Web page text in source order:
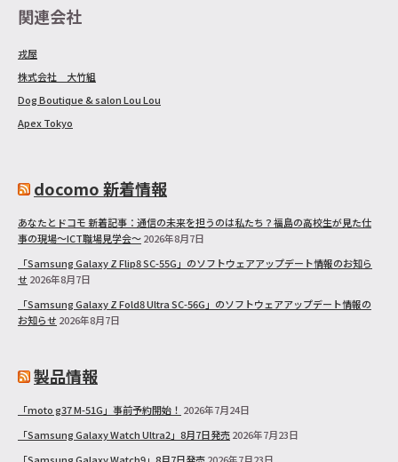
関連会社
戎屋
株式会社 大竹組
Dog Boutique & salon Lou Lou
Apex Tokyo
docomo 新着情報
あなたとドコモ 新着記事：通信の未来を担うのは私たち？福島の高校生が見た仕
事の現場～ICT職場見学会～2026年8月7日
「Samsung Galaxy Z Flip8 SC-55G」のソフトウェアアップデート情報のお知ら
せ 2026年8月7日
「Samsung Galaxy Z Fold8 Ultra SC-56G」のソフトウェアアップデート情報の
お知らせ 2026年8月7日
製品情報
「moto g37 M-51G」事前予約開始！ 2026年7月24日
「Samsung Galaxy Watch Ultra2」8月7日発売2026年7月23日
「Samsung Galaxy Watch9」8月7日発売2026年7月23日